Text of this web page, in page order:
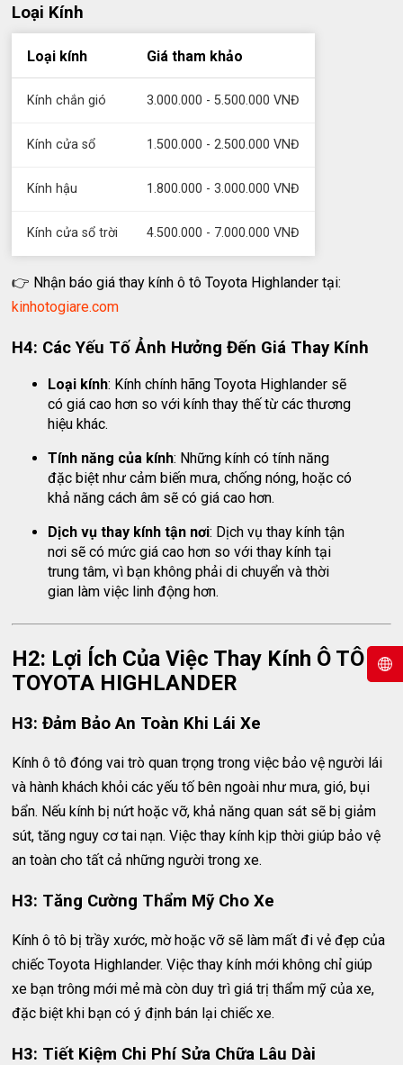
Loại Kính
Loại kính Giá tham khảo
Kính chắn gió 3.000.000 - 5.500.000 VNĐ
Kính cửa sổ 1.500.000 - 2.500.000 VNĐ
Kính hậu 1.800.000 - 3.000.000 VNĐ
Kính cửa sổ trời 4.500.000 - 7.000.000 VNĐ
👉 Nhận báo giá thay kính ô tô Toyota Highlander tại:
kinhotogiare.com
H4: Các Yếu Tố Ảnh Hưởng Đến Giá Thay Kính
Loại kính: Kính chính hãng Toyota Highlander sẽ
có giá cao hơn so với kính thay thế từ các thương
hiệu khác.
Tính năng của kính: Những kính có tính năng
đặc biệt như cảm biến mưa, chống nóng, hoặc có
khả năng cách âm sẽ có giá cao hơn.
Dịch vụ thay kính tận nơi: Dịch vụ thay kính tận
nơi sẽ có mức giá cao hơn so với thay kính tại
trung tâm, vì bạn không phải di chuyển và thời
gian làm việc linh động hơn.
H2: Lợi Ích Của Việc Thay Kính Ô TÔ
TOYOTA HIGHLANDER
H3: Đảm Bảo An Toàn Khi Lái Xe
Kính ô tô đóng vai trò quan trọng trong việc bảo vệ người lái
và hành khách khỏi các yếu tố bên ngoài như mưa, gió, bụi
bẩn. Nếu kính bị nứt hoặc vỡ, khả năng quan sát sẽ bị giảm
sút, tăng nguy cơ tai nạn. Việc thay kính kịp thời giúp bảo vệ
an toàn cho tất cả những người trong xe.
H3: Tăng Cường Thẩm Mỹ Cho Xe
Kính ô tô bị trầy xước, mờ hoặc vỡ sẽ làm mất đi vẻ đẹp của
chiếc Toyota Highlander. Việc thay kính mới không chỉ giúp
xe bạn trông mới mẻ mà còn duy trì giá trị thẩm mỹ của xe,
đặc biệt khi bạn có ý định bán lại chiếc xe.
H3: Tiết Kiệm Chi Phí Sửa Chữa Lâu Dài